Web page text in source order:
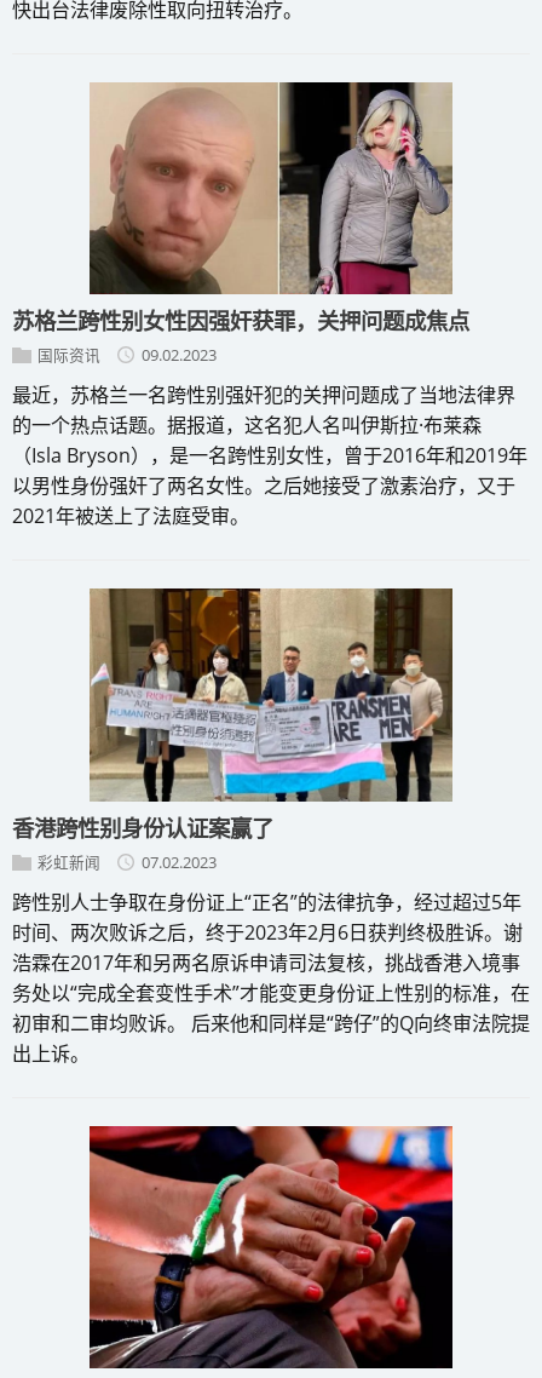
快出台法律废除性取向扭转治疗。
苏格兰跨性别女性因强奸获罪，关押问题成焦点
国际资讯 09.02.2023
最近，苏格兰一名跨性别强奸犯的关押问题成了当地法律界
的一个热点话题。据报道，这名犯人名叫伊斯拉·布莱森
（Isla Bryson），是一名跨性别女性，曾于2016年和2019年
以男性身份强奸了两名女性。之后她接受了激素治疗，又于
2021年被送上了法庭受审。
香港跨性别身份认证案赢了
彩虹新闻 07.02.2023
跨性别人士争取在身份证上“正名”的法律抗争，经过超过5年
时间、两次败诉之后，终于2023年2月6日获判终极胜诉。谢
浩霖在2017年和另两名原诉申请司法复核，挑战香港入境事
务处以“完成全套变性手术”才能变更身份证上性别的标准，在
初审和二审均败诉。 后来他和同样是“跨仔”的Q向终审法院提
出上诉。